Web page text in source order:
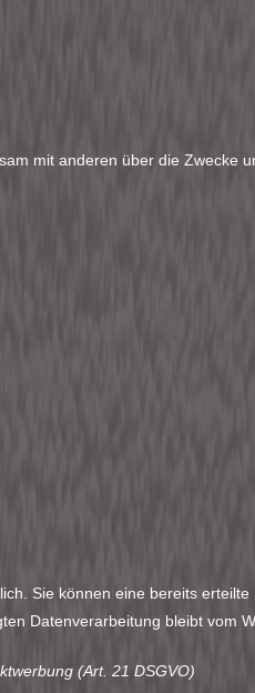
mit anderen über die Zwecke
Sie können eine bereits
Datenverarbeitung bleibt vom
(Art. 21 DSGVO)